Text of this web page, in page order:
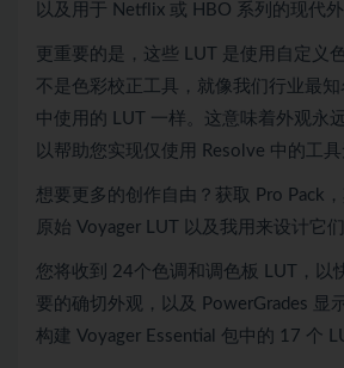
以及用于 Netflix 或 HBO 系列的现代外
更重要的是，这些 LUT 是使用自定义
不是色彩校正工具，就像我们行业最
中使用的 LUT 一样。这意味着外观永
以帮助您实现仅使用 Resolve 中的工具
想要更多的创作自由？获取 Pro Pack
原始 Voyager LUT 以及我用来设计它们
您将收到 24个色调和调色板 LUT，以
要的确切外观，以及 PowerGrades 显
构建 Voyager Essential 包中的 17 个